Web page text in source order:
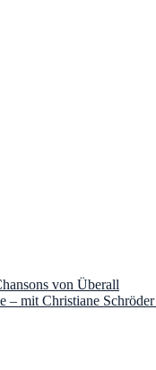
von Überall
– mit Christiane Schröder